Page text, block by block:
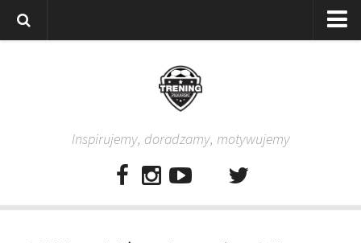
RodziceInspirujemy, doradzamy, motywujemy